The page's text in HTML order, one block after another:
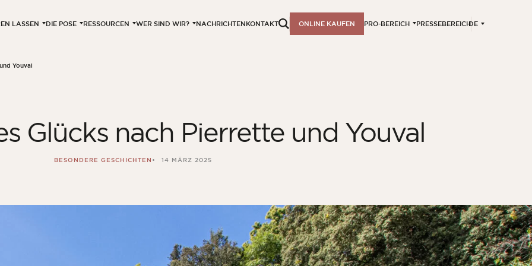
LASSEN DIE POSE RESSOURCEN WER SIND WIR? NACHRICHTENKONTAKT ONLINE KAUFEN PRO-BEREICH PRESSEBEREICHDE
Youval
Glücks nach Pierrette und Youval
BESONDERE GESCHICHTEN 14 MÄRZ 2025